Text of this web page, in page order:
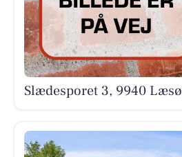
Slædesporet 3, 9940 Læsø